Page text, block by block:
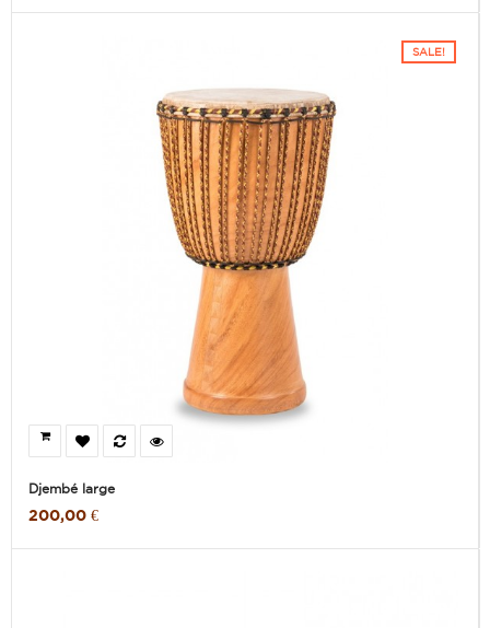
SALE!
Djembé large
200,00 €